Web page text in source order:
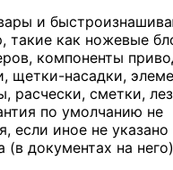
и
такие как ножевые
компоненты
щетки-насадки,
расчески, сметки,
по умолчанию не
если иное не
(в документах на